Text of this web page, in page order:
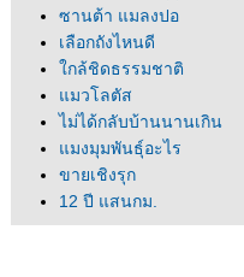
ซานต้า แมลงปอ
เลือกถังไหนดี
กล้ชิดธรรมชาติ
มวโลตัส
ไม่ได้กลับบ้านนานเกิน
มงมุมพันธุ์อะไร
ขายเชิงรุก
12 ปี แสนกม.
จำตัวเองไม่ได้